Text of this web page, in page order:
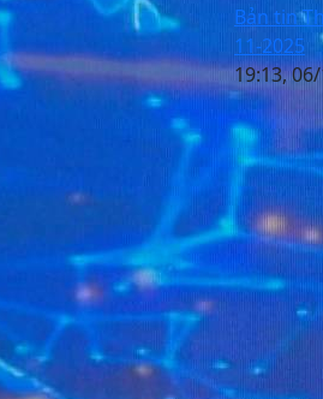
Bản tin
11-2025
19:13,